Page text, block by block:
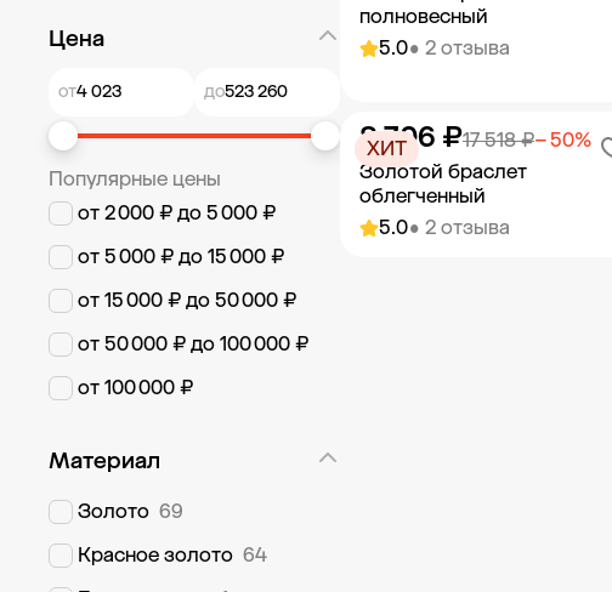
Цена
от до
Популярные цены
от 2 000 ₽ до 5 000 ₽
от 5 000 ₽ до 15 000 ₽
от 15 000 ₽ до 50 000 ₽
от 50 000 ₽ до 100 000 ₽
от 100 000 ₽
Материал
Золото 69
Красное золото 64
5.0• 2 отзыва
полновесный
Добавить в корзину
5.0• 2 отзыва
Золотой браслет
облегченный
17 518 ₽− 50%
8 706 ₽
ХИТ